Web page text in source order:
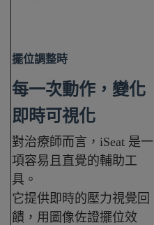
擺位調整時
每一次動作，變化
即時可視化
對治療師而言，iSeat 是一
項容易且直覺的輔助工
具。
它提供即時的壓力視覺回
饋，用圖像佐證擺位效